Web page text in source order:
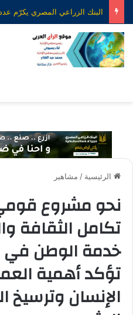
الرئيسية / مشاهير
نحو مشروع قومي
تكامل الثقافة
خدمة الوطن في
تؤكد أهمية
الإنسان وترسيخ